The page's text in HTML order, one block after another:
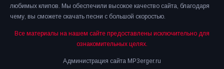
любимых клипов. Мы обеспечили высокое качество сайта, благодаря
чему, вы сможете скачать песни с большой скоростью.
Все материалы на нашем сайте предоставлены исключительно для
ознакомительных целях.
Администрация сайта MP3erger.ru